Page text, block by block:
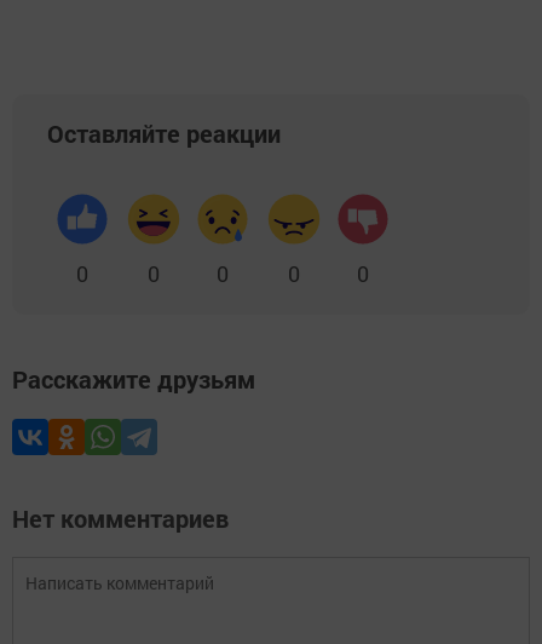
Оставляйте реакции
0 0 0 0 0
Расскажите друзьям
Нет комментариев